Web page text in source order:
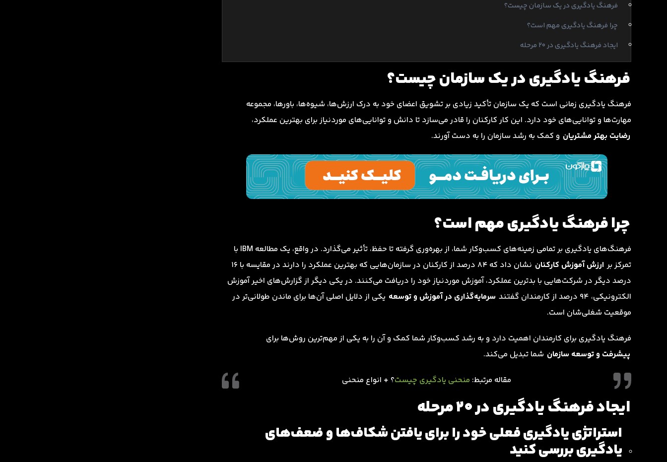
فرهنگ یادگیری در یک سازمان چیست؟
چرا فرهنگ یادگیری مهم است؟
ایجاد فرهنگ یادگیری در 20 مرحله
فرهنگ یادگیری در یک سازمان چیست؟
فرهنگ یادگیری زمانی است که یک سازمان تأکید زیادی بر تشویق اعضای خود به درک ارزش‌ها، شیوه‌ها، باورها، مجموعه
مهارت‌ها و توانایی‌های خود دارد. این کار کارکنان را قادر می‌سازد تا دانش و توانایی‌های موردنیاز برای بهترین عملکرد،
رضایت بهتر مشتریان و کمک به رشد سازمان را به دست آورند.
چرا فرهنگ یادگیری مهم است؟
فرهنگ‌های یادگیری بر تمامی زمینه‌های کسب‌وکار شما، از بهره‌وری گرفته تا حفظ، تأثیر می‌گذارد. در واقع، یک مطالعه IBM با
تمرکز بر ارزش آموزش کارکنان
نشان داد که 84 درصد از کارکنان در سازمان‌هایی که بهترین عملکرد را دارند در مقایسه با 16
درصد دیگر در شرکت‌هایی با بدترین عملکرد، آموزش موردنیاز خود را دریافت می‌کنند. در یکی دیگر از گزارش‌های اخیر آموزش
الکترونیکی، 94 درصد از کارمندان گفتند
سرمایه‌گذاری در آموزش و توسعه یکی از دلایل اصلی آن‌ها برای ماندن طولانی‌تر در
موقعیت شغلی‌شان است.
فرهنگ یادگیری برای کارمندان اهمیت دارد و به رشد کسب‌وکار شما کمک و آن را به یکی از مهم‌ترین روش‌ها برای
پیشرفت و توسعه سازمان شما تبدیل می‌کند.
مقاله مرتبط: منحنی یادگیری چیست؟ + انواع منحنی
ایجاد فرهنگ یادگیری در 20 مرحله
استراتژی یادگیری فعلی خود را برای یافتن شکاف‌ها و ضعف‌های
یادگیری بررسی کنید